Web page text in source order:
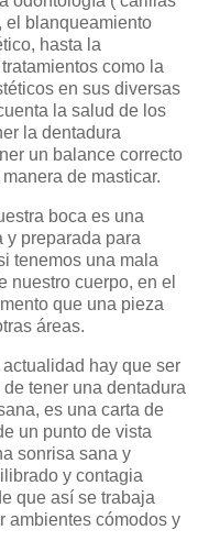
el blanqueamiento
hasta la
como la
en sus diversas
la salud de los
la dentadura
un balance correcto
de masticar.
boca es una
y preparada para
tenemos una mala
nuestro cuerpo, en el
que una pieza
áreas.
hay que ser
tener una dentadura
es una carta de
un punto de vista
sonrisa sana y
y contagia
que así se trabaja
ambientes cómodos y